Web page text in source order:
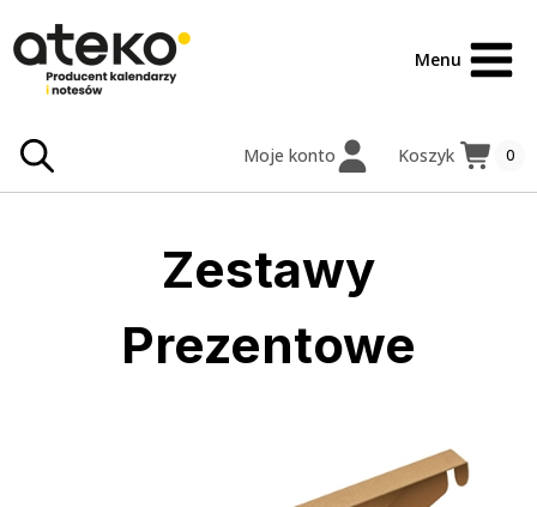
treści
do
treści
Menu
Moje konto Koszyk 0
Zestawy
Prezentowe